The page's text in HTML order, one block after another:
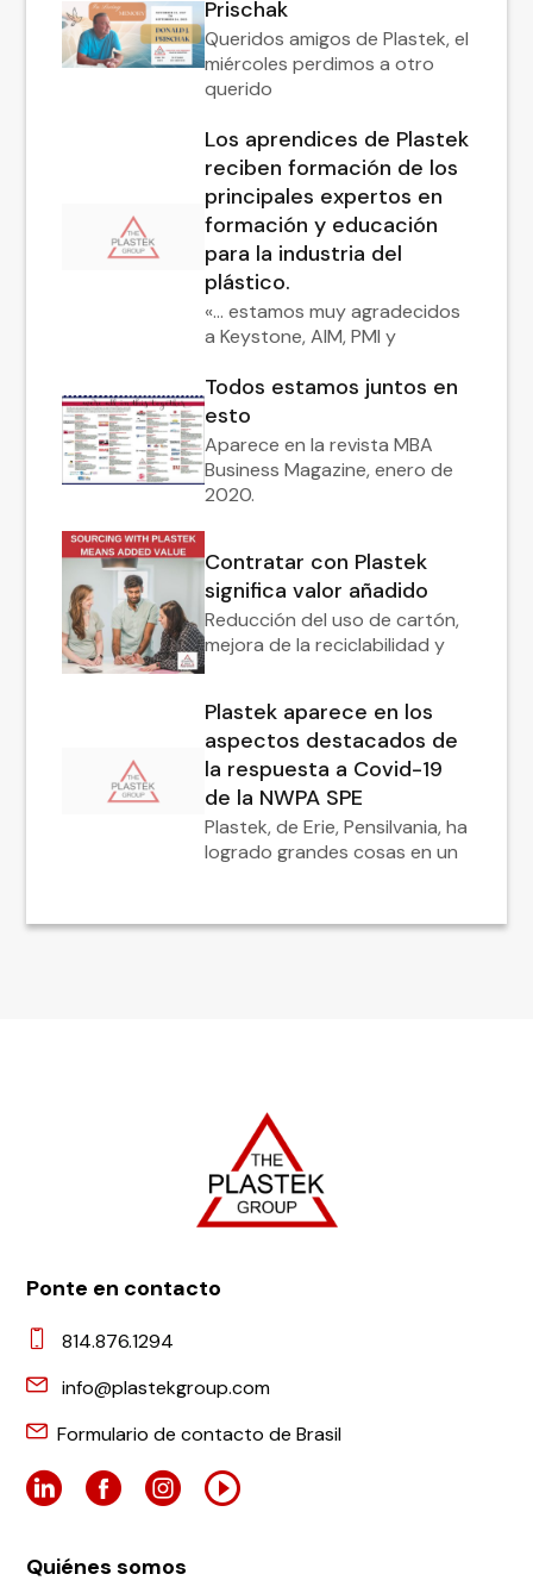
Prischak
Queridos amigos de Plastek, el
miércoles perdimos a otro
querido
Los aprendices de Plastek
reciben formación de los
principales expertos en
formación y educación
para la industria del
plástico.
«... estamos muy agradecidos
a Keystone, AIM, PMI y
Todos estamos juntos en
esto
Aparece en la revista MBA
Business Magazine, enero de
2020.
Contratar con Plastek
significa valor añadido
Reducción del uso de cartón,
mejora de la reciclabilidad y
Plastek aparece en los
aspectos destacados de
la respuesta a Covid-19
de la NWPA SPE
Plastek, de Erie, Pensilvania, ha
logrado grandes cosas en un
Ponte en contacto
814.876.1294
info@plastekgroup.com
Formulario de contacto de Brasil
Quiénes somos